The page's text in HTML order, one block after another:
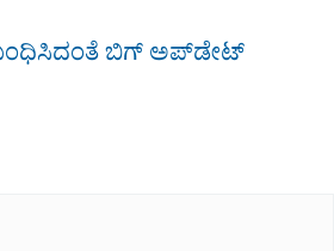
ಬಿಗ್​ ಅಪ್​ಡೇಟ್